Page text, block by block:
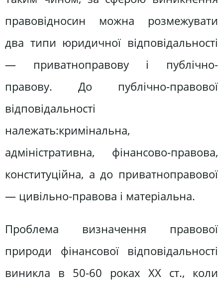
правовідносин можна розмежувати
два типи юридичної відповідальності
— приватноправову і публічно-
правову. До публічно-правової
відповідальності
належать:кримінальна,
адміністративна, фінансово-правова,
конституційна, а до приватноправової
— цивільно-правова і матеріальна.
Проблема визначення правової
природи фінансової відповідальності
виникла в 50-60 роках ХХ ст., коли